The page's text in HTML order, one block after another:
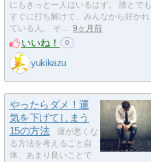
にもきっと一人はいるはず。 誰とでも
すぐに打ち解けて、みんなから好かれ
ている人。 そ… 9ヶ月前
いいね！ 0
yukikazu
やったらダメ！運
気を下げてしまう
15の方法
運が悪くな
る方法を考えること自
体、あまり良いことで